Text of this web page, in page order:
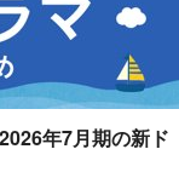
年7月期の新ド